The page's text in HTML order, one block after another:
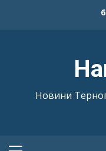
Новини